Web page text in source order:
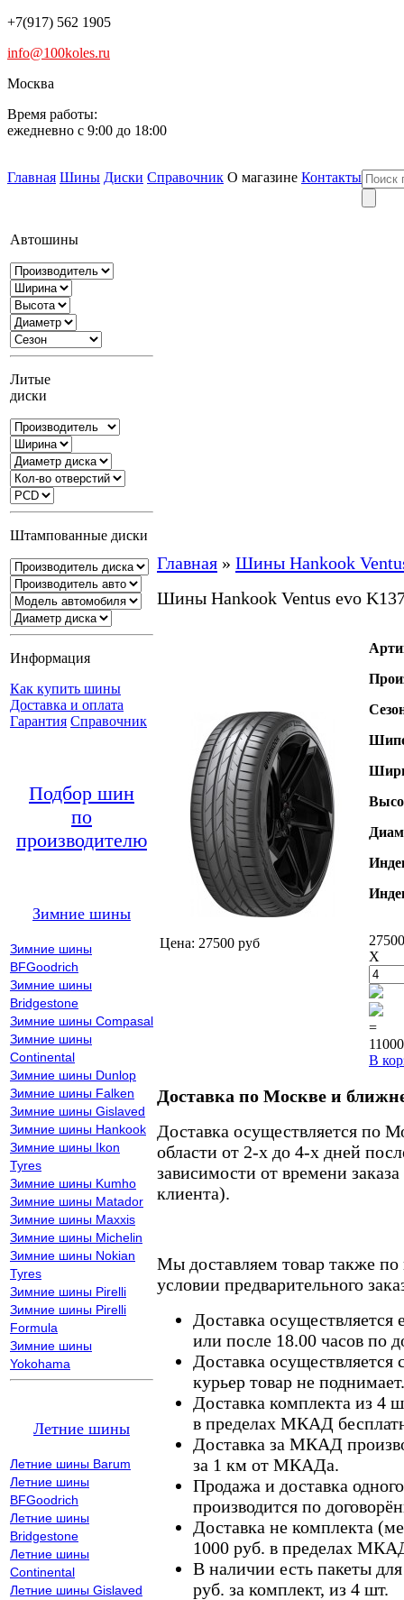
+7(917) 562 1905
info@100koles.ru
Москва
Время работы:
ежедневно с 9:00 до 18:00
Главная Шины Диски Справочник О магазине Контакты
Автошины
Литые
диски
Штампованные диски
Информация
Как купить шины
Доставка и оплата
Гарантия Справочник
Подбор шин
по
производителю
Зимние шины
Зимние шины
BFGoodrich
Зимние шины
Bridgestone
Зимние шины Compasal
Зимние шины
Continental
Зимние шины Dunlop
Зимние шины Falken
Зимние шины Gislaved
Зимние шины Hankook
Зимние шины Ikon
Tyres
Зимние шины Kumho
Зимние шины Matador
Зимние шины Maxxis
Зимние шины Michelin
Зимние шины Nokian
Tyres
Зимние шины Pirelli
Зимние шины Pirelli
Formula
Зимние шины
Yokohama
Летние шины
Летние шины Barum
Летние шины
BFGoodrich
Летние шины
Bridgestone
Летние шины
Continental
Летние шины Gislaved
Главная » Шины Hankook
Шины Hankook Ventus evo
Цена: 27500 руб
X
=
В
Доставка по Москве и
Доставка осуществляется по
области от 2-х до 4-х дней
зависимости от времени
клиента).
Мы доставляем товар также
условии предварительного
Доставка осуществляется
или после 18.00 часов по
Доставка осуществляется
курьер товар не поднимает.
Доставка комплекта из 4
в пределах МКАД
Доставка за МКАД
за 1 км от МКАДа.
Продажа и доставка
производится по
Доставка не комплекта
1000 руб. в пределах
В наличии есть пакеты
руб. за комплект, из 4 шт.